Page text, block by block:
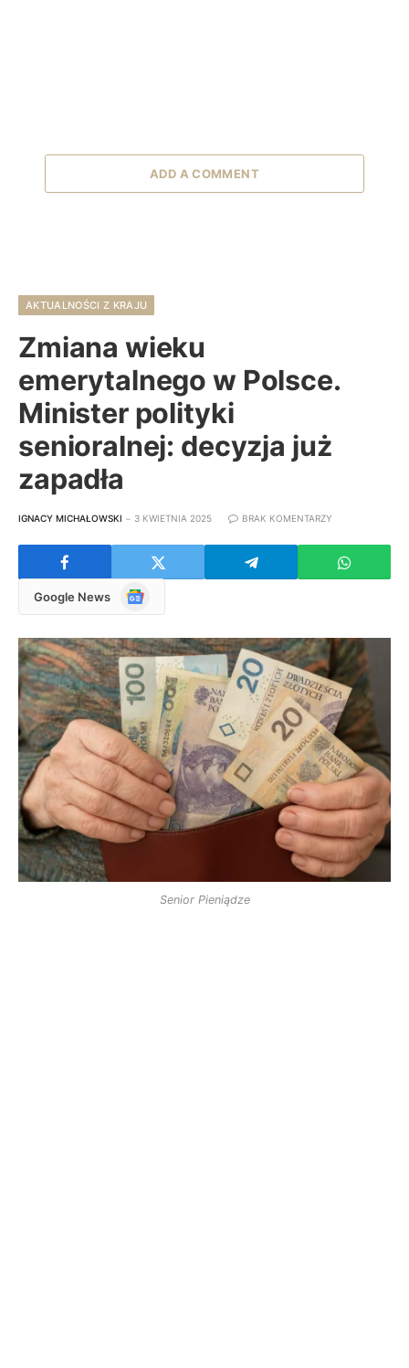
ADD A COMMENT
AKTUALNOŚCI Z KRAJU
Zmiana wieku
emerytalnego w Polsce.
Minister polityki
senioralnej: decyzja już
zapadła
IGNACY MICHAŁOWSKI 3 KWIETNIA 2025 BRAK KOMENTARZY
Google News
Google
Senior Pieniądze